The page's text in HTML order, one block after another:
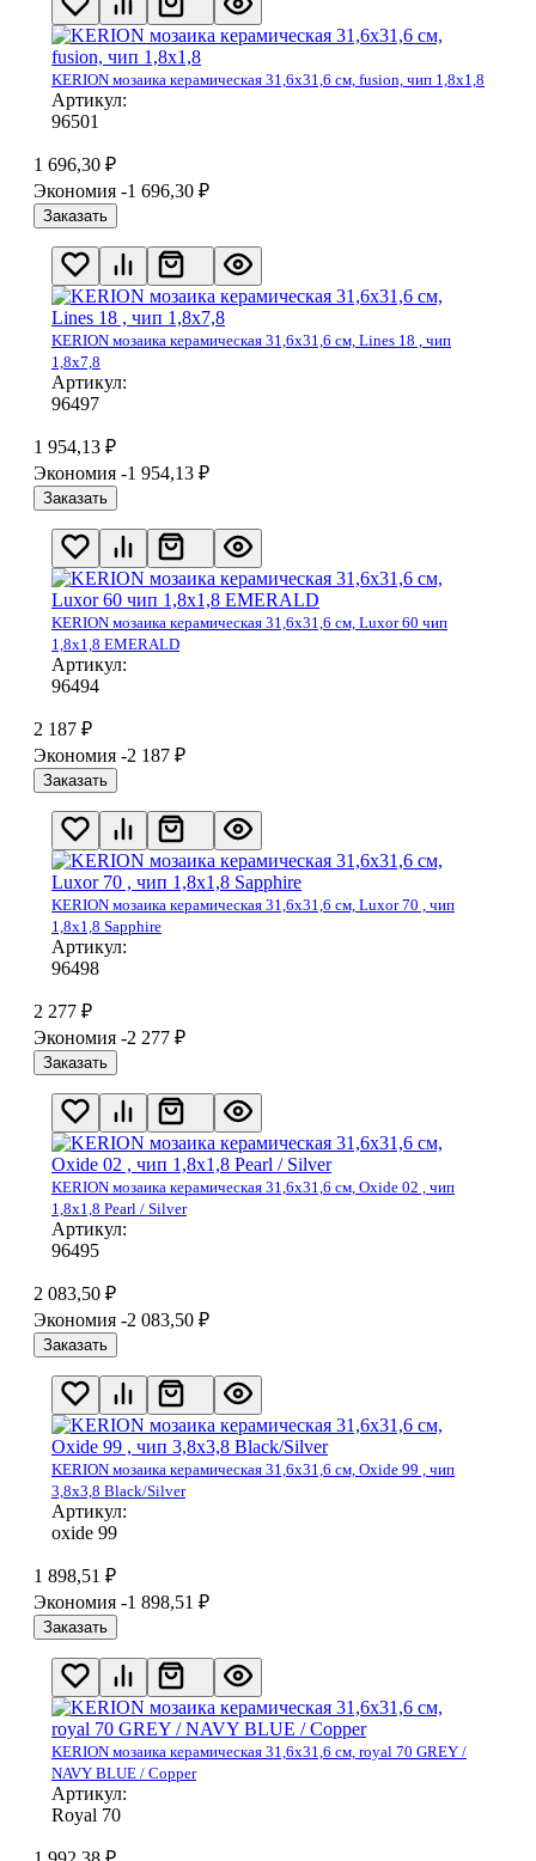
KERION мозаика керамическая 31,6х31,6 см, fusion, чип 1,8х1,8
Артикул:
96501
1 696,30 ₽
Экономия -1 696,30 ₽
Заказать
KERION мозаика керамическая 31,6х31,6 см, Lines 18 , чип
1,8х7,8
Артикул:
96497
1 954,13 ₽
Экономия -1 954,13 ₽
Заказать
KERION мозаика керамическая 31,6х31,6 см, Luxor 60 чип
1,8х1,8 EMERALD
Артикул:
96494
2 187 ₽
Экономия -2 187 ₽
Заказать
KERION мозаика керамическая 31,6х31,6 см, Luxor 70 , чип
1,8х1,8 Sapphire
Артикул:
96498
2 277 ₽
Экономия -2 277 ₽
Заказать
KERION мозаика керамическая 31,6х31,6 см, Oxide 02 , чип
1,8х1,8 Pearl / Silver
Артикул:
96495
2 083,50 ₽
Экономия -2 083,50 ₽
Заказать
KERION мозаика керамическая 31,6х31,6 см, Oxide 99 , чип
3,8х3,8 Black/Silver
Артикул:
oxide 99
1 898,51 ₽
Экономия -1 898,51 ₽
Заказать
KERION мозаика керамическая 31,6х31,6 см, royal 70 GREY /
NAVY BLUE / Copper
Артикул:
Royal 70